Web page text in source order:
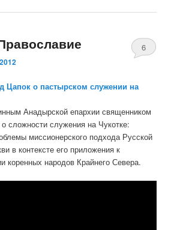
6
Цапок о пастырском служении на
Анадырской епархии священником
сложности служения на Чукотке:
миссионерского подхода Русской
в контексте его приложения к
коренных народов Крайнего Севера.